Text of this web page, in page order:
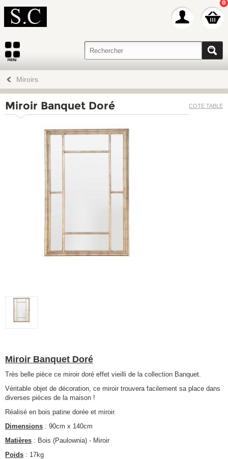
0
Miroirs
COTE TABLE
Miroir Banquet Doré
Miroir Banquet Doré
Très belle pièce ce miroir doré effet vieilli de la collection Banquet.
Véritable objet de décoration, ce miroir trouvera facilement sa place dans
diverses pièces de la maison !
Réalisé en bois patine dorée et miroir.
Dimensions : 90cm x 140cm
Matières : Bois (Paulownia) - Miroir
Poids : 17kg